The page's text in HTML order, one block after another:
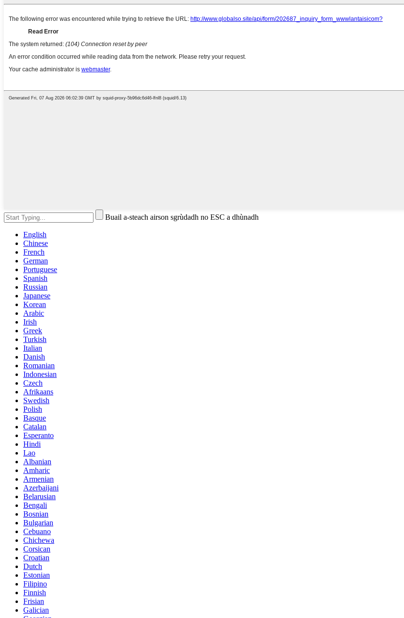
Buail a-steach airson sgrùdadh no ESC a dhùnadh
English
Chinese
French
German
Portuguese
Spanish
Russian
Japanese
Korean
Arabic
Irish
Greek
Turkish
Italian
Danish
Romanian
Indonesian
Czech
Afrikaans
Swedish
Polish
Basque
Catalan
Esperanto
Hindi
Lao
Albanian
Amharic
Armenian
Azerbaijani
Belarusian
Bengali
Bosnian
Bulgarian
Cebuano
Chichewa
Corsican
Croatian
Dutch
Estonian
Filipino
Finnish
Frisian
Galician